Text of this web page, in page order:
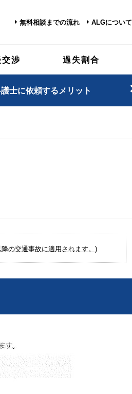
無料相談までの流れ ALGについて
交渉 過失割合
士に依頼するメリット
の交通事故に適用されます。)